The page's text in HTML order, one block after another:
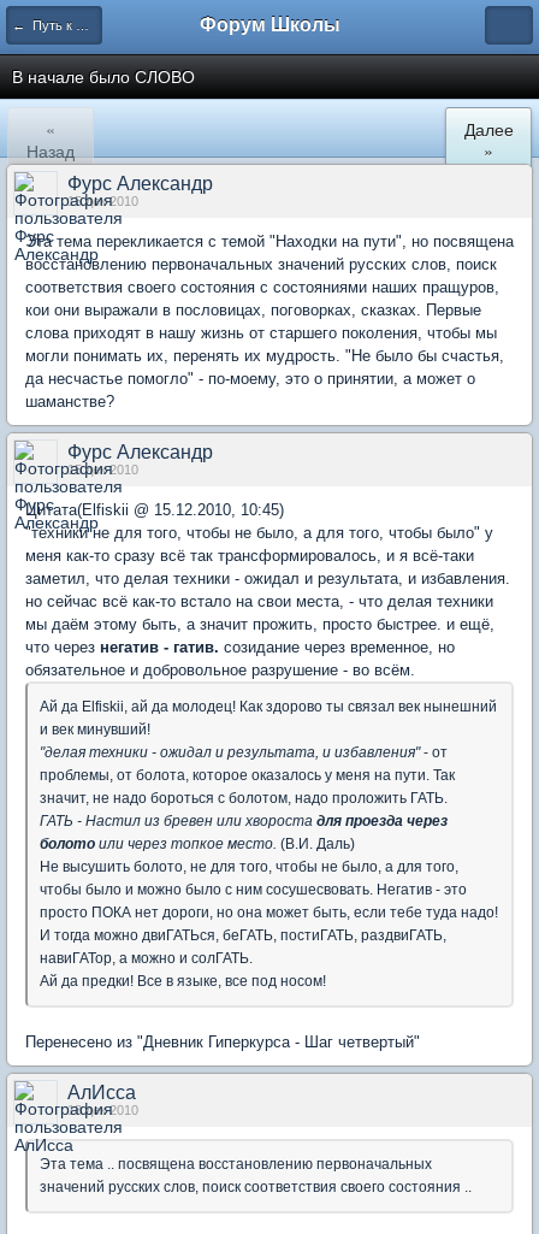
← Путь к Дураку Форум Школы
В начале было СЛОВО
«
Назад
Далее
»
Фурс Александр
15 дек 2010
Эта тема перекликается с темой "Находки на пути", но посвящена
восстановлению первоначальных значений русских слов, поиск
соответствия своего состояния с состояниями наших пращуров,
кои они выражали в пословицах, поговорках, сказках. Первые
слова приходят в нашу жизнь от старшего поколения, чтобы мы
могли понимать их, перенять их мудрость. "Не было бы счастья,
да несчастье помогло" - по-моему, это о принятии, а может о
шаманстве?
Фурс Александр
15 дек 2010
Цитата(Elfiskii @ 15.12.2010, 10:45)
"техники не для того, чтобы не было, а для того, чтобы было" у
меня как-то сразу всё так трансформировалось, и я всё-таки
заметил, что делая техники - ожидал и результата, и избавления.
но сейчас всё как-то встало на свои места, - что делая техники
мы даём этому быть, а значит прожить, просто быстрее. и ещё,
что через негатив - гатив. созидание через временное, но
обязательное и добровольное разрушение - во всём.
Ай да Elfiskii, ай да молодец! Как здорово ты связал век нынешний
и век минувший!
"делая техники - ожидал и результата, и избавления"- от
проблемы, от болота, которое оказалось у меня на пути. Так
значит, не надо бороться с болотом, надо проложить ГАТЬ.
ГАТЬ - Настил из бревен или хвороста для проезда через
болото или через топкое место. (В.И. Даль)
Не высушить болото, не для того, чтобы не было, а для того,
чтобы было и можно было с ним сосушесвовать. Негатив - это
просто ПОКА нет дороги, но она может быть, если тебе туда надо!
И тогда можно двиГАТЬся, беГАТЬ, постиГАТЬ, раздвиГАТЬ,
навиГАТор, а можно и солГАТЬ.
Ай да предки! Все в языке, все под носом!
Перенесено из "Дневник Гиперкурса - Шаг четвертый"
АлИсса
18 дек 2010
Эта тема .. посвящена восстановлению первоначальных
значений русских слов, поиск соответствия своего состояния ..